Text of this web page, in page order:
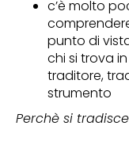
c’è molto
punto di
chi si trova
traditore,
strumento
Perchè si